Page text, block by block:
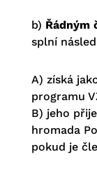
b) Řádným
splní
A) získá
programu
B) jeho
hromada
pokud je